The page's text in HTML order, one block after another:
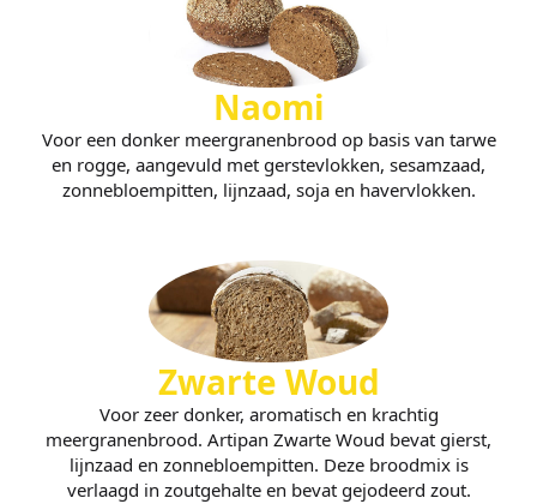
Naomi
Voor een donker meergranenbrood op basis van tarwe
en rogge, aangevuld met gerstevlokken, sesamzaad,
zonnebloempitten, lijnzaad, soja en havervlokken.
Zwarte Woud
Voor zeer donker, aromatisch en krachtig
meergranenbrood. Artipan Zwarte Woud bevat gierst,
lijnzaad en zonnebloempitten. Deze broodmix is
verlaagd in zoutgehalte en bevat gejodeerd zout.